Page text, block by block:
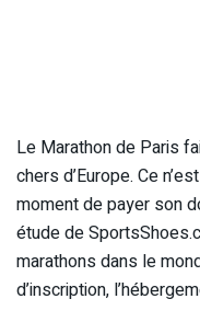
Le Marathon de Paris
chers d’Europe. Ce
moment de payer son
étude de
marathons dans le
d’inscription,